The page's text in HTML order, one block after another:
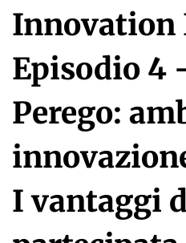
Innovation
Episodio 4
Perego:
I vantaggi